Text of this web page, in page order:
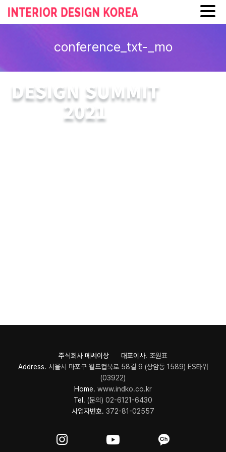
Skip
conference_txt-_mo
주식회사 메쎄이상 대표이사. 조원표
Address. 서울시 마포구 월드컵북로 58길 9 (상암동 1589) ES타워
(03922)
Home. www.indko.co.kr
Tel. (문의) 02-6121-6430
사업자번호. 372-81-02557